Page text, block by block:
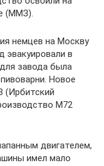
(ММЗ).
немцев на Москву
эвакуировали в
завода была
Новое
(Ирбитский
М72
двигателем,
имел мало